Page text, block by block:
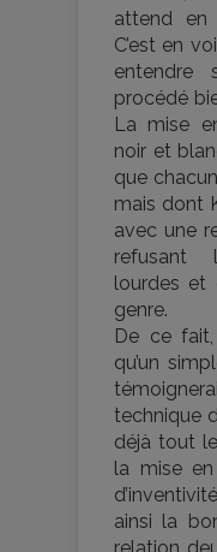
attend en
C’est en
entendre
procédé
La mise
noir et
que
mais dont
avec une
refusant
lourdes et
genre.
De ce
qu’un
technique
déjà tout
la mise
ainsi la